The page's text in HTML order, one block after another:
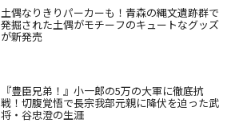
土偶なりきりパーカーも！青森の縄文遺跡群で
発掘された土偶がモチーフのキュートなグッズ
が新発売
『豊臣兄弟！』小一郎の5万の大軍に徹底抗
戦！切腹覚悟で長宗我部元親に降伏を迫った武
将・谷忠澄の生涯